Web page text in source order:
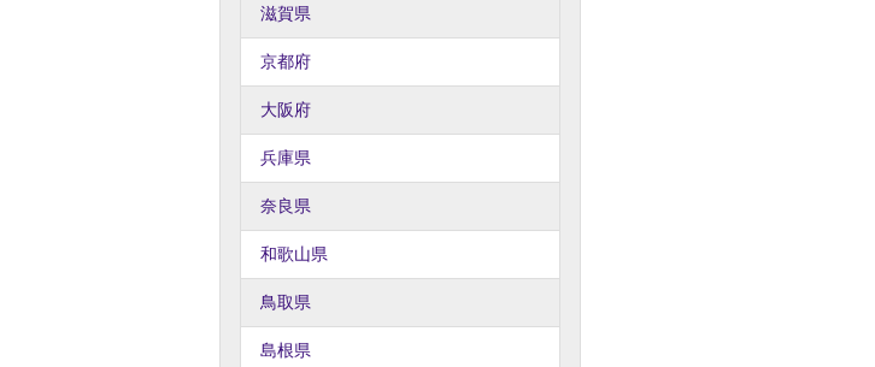
滋賀県
京都府
大阪府
兵庫県
奈良県
和歌山県
鳥取県
島根県